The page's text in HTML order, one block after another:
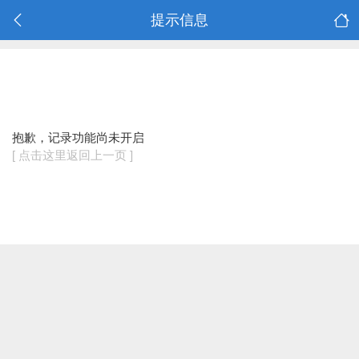
提示信息
抱歉，记录功能尚未开启
[ 点击这里返回上一页 ]